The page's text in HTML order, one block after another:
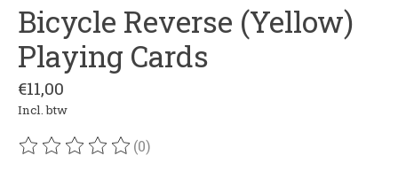
Bicycle Reverse (Yellow)
Playing Cards
€11,00
Incl. btw
De beoordeling van dit product is
(0)